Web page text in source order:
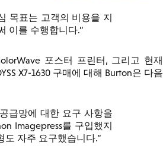
목표는 고객의 비용을 지
이를 수행합니다.
포스터 프린터, 그리고 현재
X7-1630 구매에 대해 Burton은 다음
급망에 대한 요구 사항을
Imagepress를 구입했지
도 자주 요구했습니다.